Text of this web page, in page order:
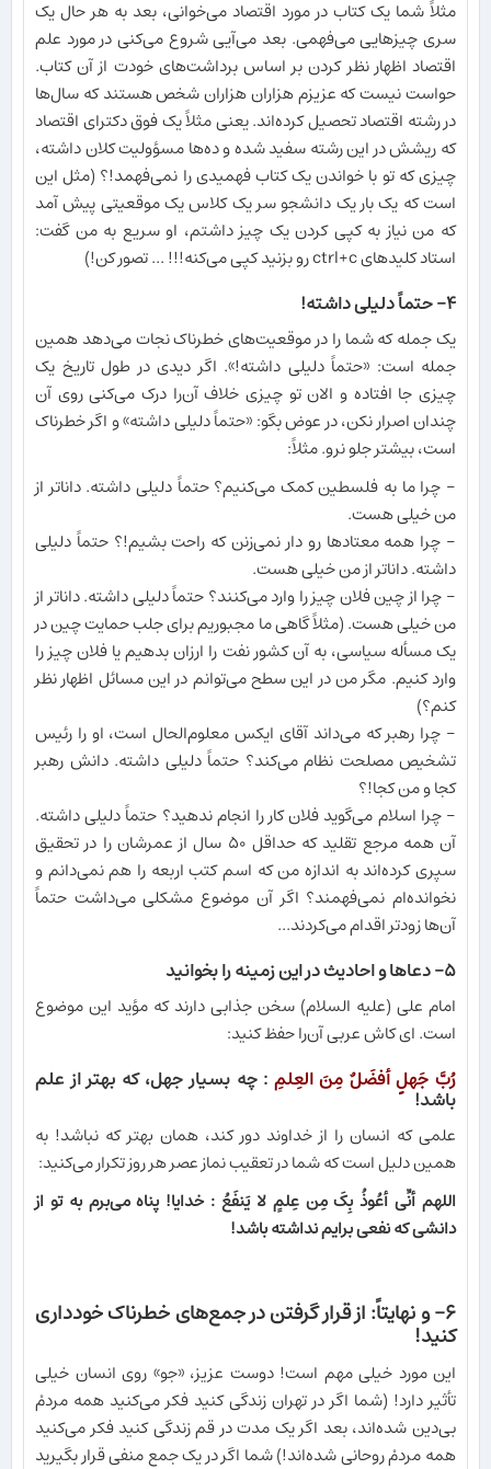
مثلاً شما یک کتاب در مورد اقتصاد می‌خوانی، بعد به هر حال یک
سری چیزهایی می‌فهمی. بعد می‌آیی شروع می‌کنی در مورد علم
اقتصاد اظهار نظر کردن بر اساس برداشت‌های خودت از آن کتاب.
حواست نیست که عزیزم هزاران هزاران شخص هستند که سال‌ها
در رشته اقتصاد تحصیل کرده‌اند. یعنی مثلاً یک فوق دکترای اقتصاد
که ریشش در این رشته سفید شده و ده‌ها مسؤولیت کلان داشته،
چیزی که تو با خواندن یک کتاب فهمیدی را نمی‌فهمد!؟ (مثل این
است که یک بار یک دانشجو سر یک کلاس یک موقعیتی پیش آمد
که من نیاز به کپی کردن یک چیز داشتم، او سریع به من گفت:
استاد کلیدهای ctrl+c رو بزنید کپی می‌کنه!!! ... تصور کن!)
۴- حتماً دلیلی داشته!
یک جمله که شما را در موقعیت‌های خطرناک نجات می‌دهد همین
جمله است: «حتماً دلیلی داشته!». اگر دیدی در طول تاریخ یک
چیزی جا افتاده و الان تو چیزی خلاف آن‌را درک می‌کنی روی آن
چندان اصرار نکن، در عوض بگو: «حتماً‌ دلیلی داشته» و اگر خطرناک
است، بیشتر جلو نرو. مثلاً:
- چرا ما به فلسطین کمک می‌کنیم؟ حتماً دلیلی داشته. داناتر از
من خیلی هست.
- چرا همه معتادها رو دار نمی‌زنن که راحت بشیم!؟ حتماً دلیلی
داشته. داناتر از من خیلی هست.
- چرا از چین فلان چیز را وارد می‌کنند؟ حتماً دلیلی داشته. داناتر از
من خیلی هست. (مثلاً گاهی ما مجبوریم برای جلب حمایت چین در
یک مسأله سیاسی، به آن کشور نفت را ارزان بدهیم یا فلان چیز را
وارد کنیم. مگر من در این سطح می‌توانم در این مسائل اظهار نظر
کنم؟)
- چرا رهبر که می‌داند آقای ایکس معلوم‌الحال است، او را رئیس
تشخیص مصلحت نظام می‌کند؟ حتماً دلیلی داشته. دانش رهبر
کجا و من کجا!؟
- چرا اسلام می‌گوید فلان کار را انجام ندهید؟ حتماً دلیلی داشته.
آن همه مرجع تقلید که حداقل ۵۰ سال از عمرشان را در تحقیق
سپری کرده‌اند به اندازه من که اسم کتب اربعه را هم نمی‌دانم و
نخوانده‌ام نمی‌فهمند؟ اگر آن موضوع مشکلی می‌داشت حتماً
آن‌ها زودتر اقدام می‌کردند...
۵- دعاها و احادیث در این زمینه را بخوانید
امام علی (علیه السلام) سخن جذابی دارند که مؤید این موضوع
است. ای کاش عربی آن‌را حفظ کنید:
رُبَّ جَهلٍ أفضَلٌ مِنَ العِلمِ : چه بسیار جهل، که بهتر از علم
باشد!
علمی که انسان را از خداوند دور کند، همان بهتر که نباشد! به
همین دلیل است که شما در تعقیب نماز عصر هر روز تکرار می‌کنید:
اللهم أنِّی أعُوذُ بِکَ مِن عِلمٍ لا یَنفَعُ : خدایا! پناه می‌برم به تو از
دانشی که نفعی برایم نداشته باشد!
۶- و نهایتاً: از قرار گرفتن در جمع‌های خطرناک خودداری
کنید!
این مورد خیلی مهم است! دوست عزیز، «جو» روی انسان خیلی
تأثیر دارد! (شما اگر در تهران زندگی کنید فکر می‌کنید همه مردمْ
بی‌دین شده‌اند، بعد اگر یک مدت در قم زندگی کنید فکر می‌کنید
همه مردمْ روحانی شده‌اند!) شما اگر در یک جمع منفی قرار بگیرید